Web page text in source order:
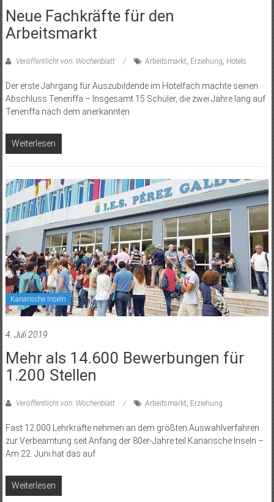
Neue Fachkräfte für den
Arbeitsmarkt
Veröffentlicht von: Wochenblatt Arbeitsmarkt, Erziehung, Hotels
Der erste Jahrgang für Auszubildende im Hotelfach machte seinen
Abschluss Teneriffa – Insgesamt 15 Schüler, die zwei Jahre lang auf
Teneriffa nach dem anerkannten
Weiterlesen
Kanarische Inseln
4. Juli 2019
Mehr als 14.600 Bewerbungen für
1.200 Stellen
Veröffentlicht von: Wochenblatt Arbeitsmarkt, Erziehung
Fast 12.000 Lehrkräfte nehmen an dem größten Auswahlverfahren
zur Verbeamtung seit Anfang der 80er-Jahre teil Kanarische Inseln –
Am 22. Juni hat das auf
Weiterlesen